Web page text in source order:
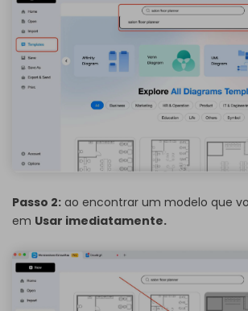
Passo 2: ao encontrar um modelo que
em Usar imediatamente.